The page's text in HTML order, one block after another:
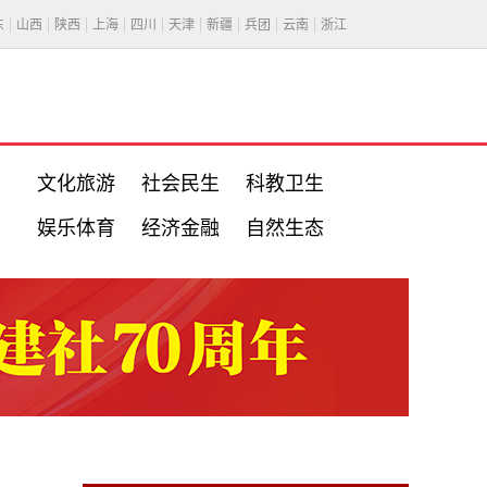
山西 陕西 上海 四川 天津 新疆 兵团 云南 浙江
文化旅游 社会民生 科教卫生
娱乐体育 经济金融 自然生态